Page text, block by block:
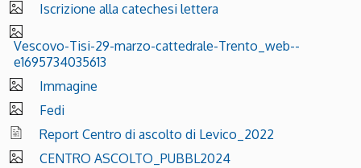
Iscrizione alla catechesi lettera
Vescovo-Tisi-29-marzo-cattedrale-Trento_web--
e1695734035613
Immagine
Fedi
Report Centro di ascolto di Levico_2022
CENTRO ASCOLTO_PUBBL2024